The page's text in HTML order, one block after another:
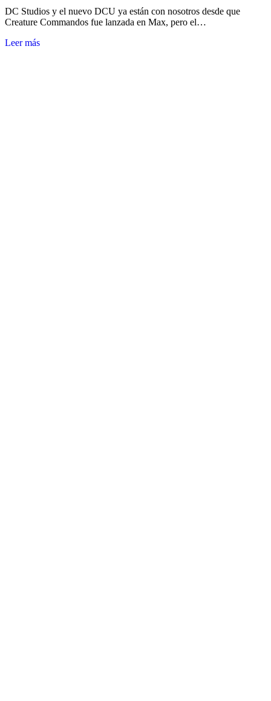
DC Studios y el nuevo DCU ya están con nosotros desde que
Creature Commandos fue lanzada en Max, pero el…
Leer más